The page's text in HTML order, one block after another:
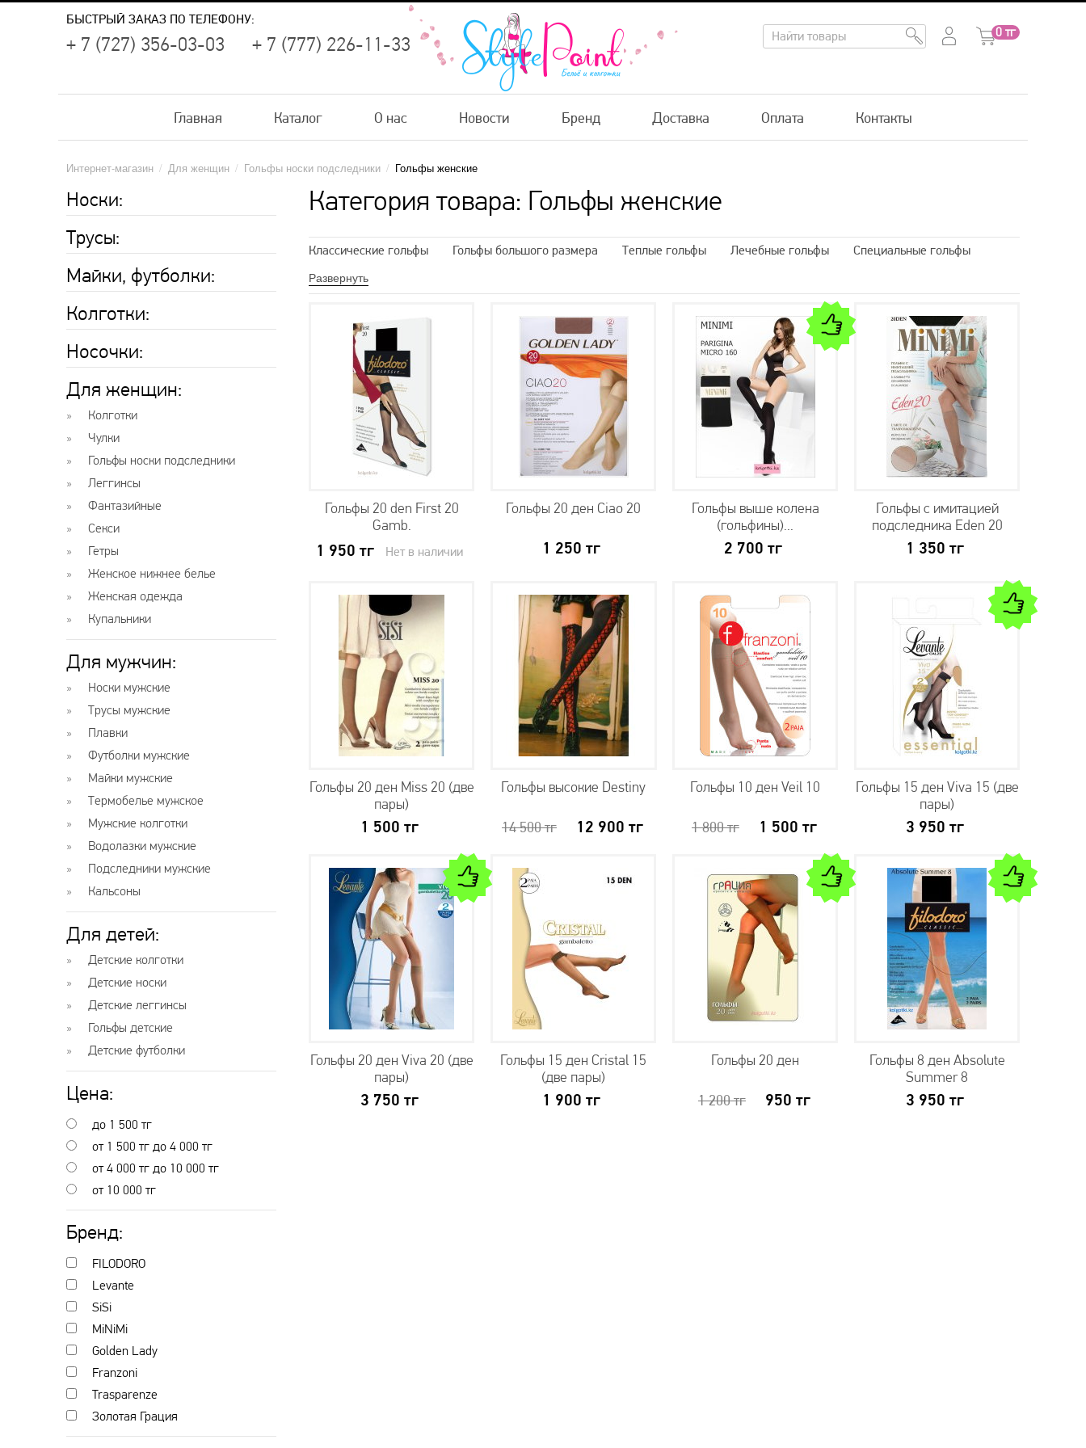
БЫСТРЫЙ ЗАКАЗ ПО ТЕЛЕФОНУ:
+ 7 (727) 356-03-03 + 7 (777) 226-11-33
0 тг
Главная Каталог О нас Новости Бренд Доставка Оплата Контакты
Интернет-магазин / Для женщин / Гольфы носки подследники / Гольфы женские
Носки:
Трусы:
Майки, футболки:
Колготки:
Носочки:
Для женщин:
Колготки
Чулки
Гольфы носки подследники
Леггинсы
Фантазийные
Секси
Гетры
Женское нижнее белье
Женская одежда
Купальники
Для мужчин:
Носки мужские
Трусы мужские
Плавки
Футболки мужские
Майки мужские
Термобелье мужское
Мужские колготки
Водолазки мужские
Подследники мужские
Кальсоны
Для детей:
Детские колготки
Детские носки
Детские леггинсы
Гольфы детские
Детские футболки
Цена:
до 1 500 тг
от 1 500 тг до 4 000 тг
от 4 000 тг до 10 000 тг
от 10 000 тг
Бренд:
FILODORO
Levante
SiSi
MiNiMi
Golden Lady
Franzoni
Trasparenze
Золотая Грация
Категория товара: Гольфы женские
Классические гольфы Гольфы большого размера Теплые гольфы Лечебные гольфы
Специальные гольфы
Гольфы с люрексом
Гольфы осенние
Гольфы сетка Гольфы спортивные Высокие гольфы Вязанные гольфы
Гольфы ботфорты
Белые гольфы
Гольфы выше колена Длинные гольфы Плотные гольфы Шерстяные гольфы
Развернуть
Гольфы 20 den First 20
Gamb.
1 950 тг Нет в наличии
Гольфы 20 ден Ciao 20
1 250 тг
Гольфы выше колена
(гольфины)...
2 700 тг
Гольфы с имитацией
подследника Eden 20
1 350 тг
Гольфы 20 ден Miss 20 (две
пары)
1 500 тг
Гольфы высокие Destiny
14 500тг 12 900 тг
Гольфы 10 ден Veil 10
1 800тг 1 500 тг
Гольфы 15 ден Viva 15 (две
пары)
3 950 тг
Гольфы 20 ден Viva 20 (две
пары)
3 750 тг
Гольфы 15 ден Cristal 15
(две пары)
1 900 тг
Гольфы 20 ден
1 200тг 950 тг
Гольфы 8 ден Absolute
Summer 8
3 950 тг